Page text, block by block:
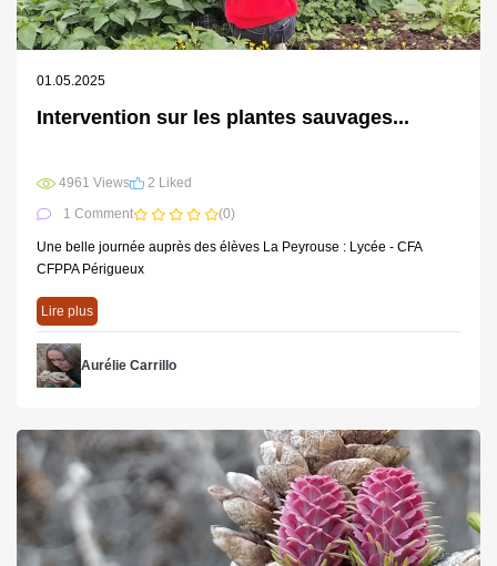
01.05.2025
Intervention sur les plantes sauvages...
4961 Views
2 Liked
1 Comment
(0)
Une belle journée auprès des élèves La Peyrouse : Lycée - CFA
CFPPA Périgueux
Lire plus
Aurélie Carrillo